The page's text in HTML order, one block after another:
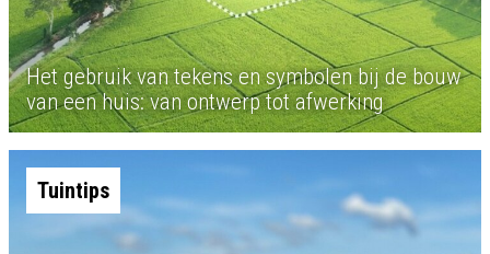
Het gebruik van tekens en symbolen bij de bouw
van een huis: van ontwerp tot afwerking
Tuintips